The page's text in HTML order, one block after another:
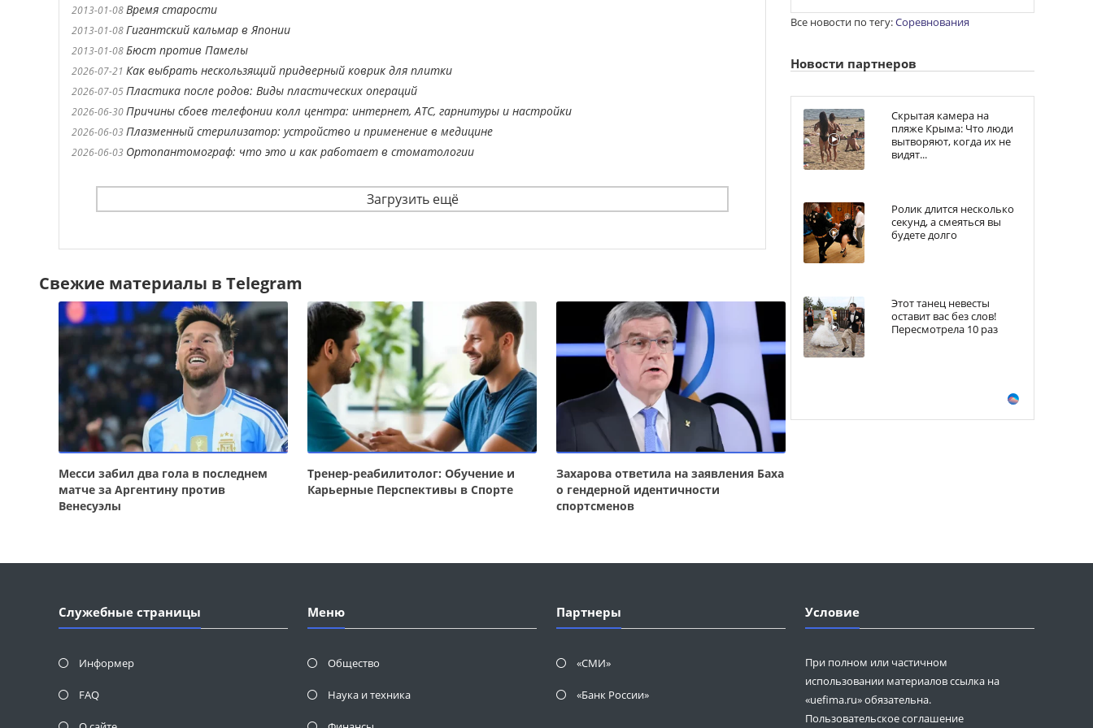
2013-01-08Время старости
2013-01-08Гигантский кальмар в Японии
2013-01-08Бюст против Памелы
2026-07-21 Как выбрать нескользящий придверный коврик для плитки
2026-07-05Пластика после родов: Виды пластических операций
2026-06-30Причины сбоев телефонии колл центра: интернет, АТС, гарнитуры и настройки
2026-06-03Плазменный стерилизатор: устройство и применение в медицине
2026-06-03 Ортопантомограф: что это и как работает в стоматологии
Загрузить ещё
Свежие материалы в Telegram
Месси забил два гола в последнем
матче за Аргентину против
Венесуэлы
Тренер-реабилитолог: Обучение и
Карьерные Перспективы в Спорте
Захарова ответила на заявления Баха
о гендерной идентичности
спортсменов
Все новости по тегу:Соревнования
Новости партнеров
Скрытая камера на
пляже Крыма: Что люди
вытворяют, когда их не
видят...
Ролик длится несколько
секунд, а смеяться вы
будете долго
Этот танец невесты
оставит вас без слов!
Пересмотрела 10 раз
Служебные страницы
Информер
FAQ
Меню
Общество
Наука и техника
Партнеры
«СМИ»
«Банк России»
Условие
При полном или частичном
использовании материалов ссылка на
«uefima.ru» обязательна.
Пользовательское соглашение